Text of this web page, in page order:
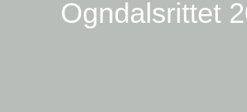
Ogndalsrittet